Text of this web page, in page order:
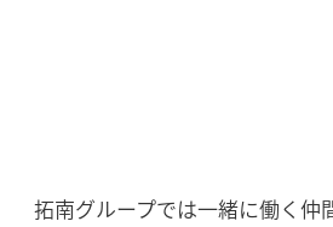
拓南グループでは一緒に働く 仲